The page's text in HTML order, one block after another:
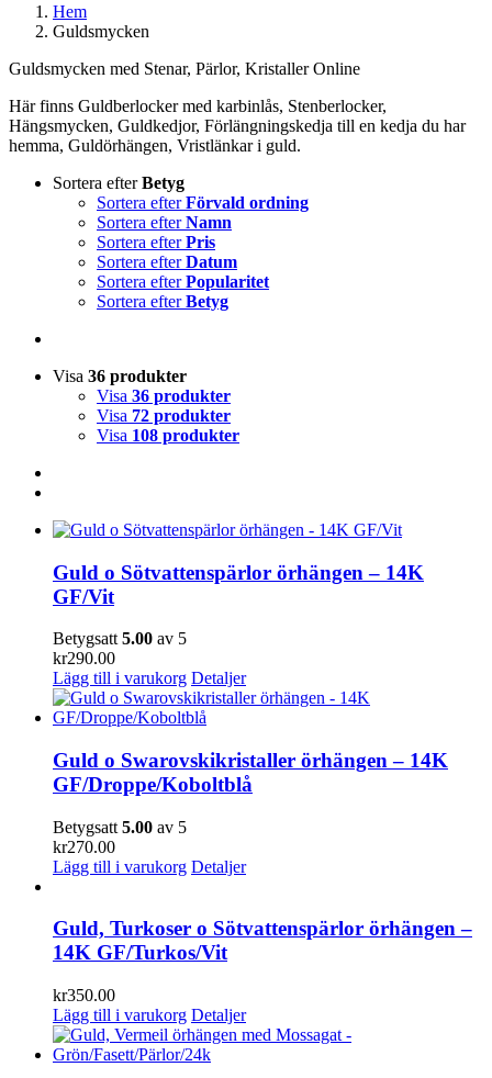
Hem
Guldsmycken
Guldsmycken med Stenar, Pärlor, Kristaller Online
Här finns Guldberlocker med karbinlås, Stenberlocker,
Hängsmycken, Guldkedjor, Förlängningskedja till en kedja du har
hemma, Guldörhängen, Vristlänkar i guld.
Sortera efterBetyg
Sortera efterFörvald ordning
Sortera efterNamn
Sortera efterPris
Sortera efterDatum
Sortera efterPopularitet
Sortera efterBetyg
Visa 36 produkter
Visa 36 produkter
Visa 72 produkter
Visa 108 produkter
Guld o Sötvattenspärlor örhängen – 14K
GF/Vit
Betygsatt 5.00 av 5
kr290.00
Lägg till i varukorg Detaljer
Guld o Swarovskikristaller örhängen – 14K
GF/Droppe/Koboltblå
Betygsatt 5.00 av 5
kr270.00
Lägg till i varukorg Detaljer
Guld, Turkoser o Sötvattenspärlor örhängen –
14K GF/Turkos/Vit
kr350.00
Lägg till i varukorg Detaljer